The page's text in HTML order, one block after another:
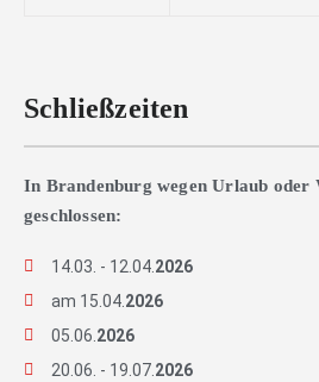
Schließzeiten
In Brandenburg wegen Urlaub oder
geschlossen:
14.03. - 12.04.2026
am 15.04.2026
05.06.2026
20.06. - 19.07.2026